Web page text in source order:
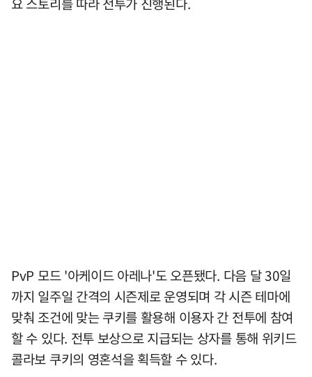
PvP 모드 '아케이드 아레나'도 오픈됐다. 다음 달 30일
까지 일주일 간격의 시즌제로 운영되며 각 시즌 테마에
맞춰 조건에 맞는 쿠키를 활용해 이용자 간 전투에 참여
할 수 있다. 전투 보상으로 지급되는 상자를 통해 위키드
콜라보 쿠키의 영혼석을 획득할 수 있다.